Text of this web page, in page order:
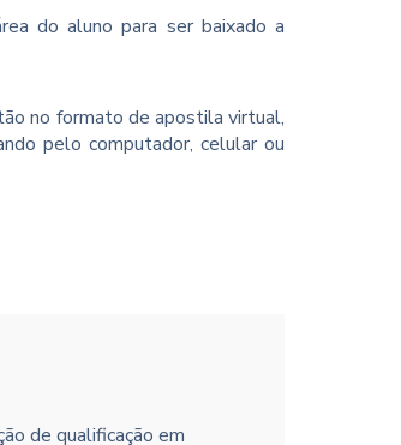
do aluno para ser baixado a
no formato de apostila virtual,
pelo computador, celular ou
de qualificação em